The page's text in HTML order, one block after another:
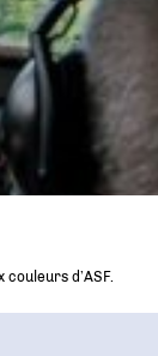
d’ASF.